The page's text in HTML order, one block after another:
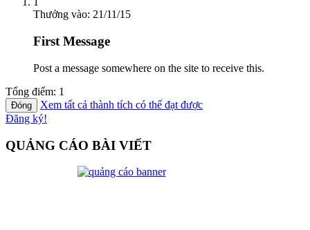
Thưởng vào: 21/11/15
First Message
Post a message somewhere on the site to receive this.
Tổng điểm: 1
Xem tất cả thành tích có thể đạt được
Đăng ký!
QUẢNG CÁO BÀI VIẾT